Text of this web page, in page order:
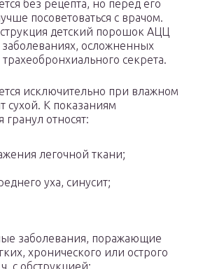
без рецепта, но перед его
посоветоваться с врачом.
детский порошок АЦЦ
осложненных
секрета.
исключительно при влажном
сухой. К показаниям
гранул относят:
легочной ткани;
уха, синусит;
заболевания, поражающие
хронического или острого
с обструкцией;